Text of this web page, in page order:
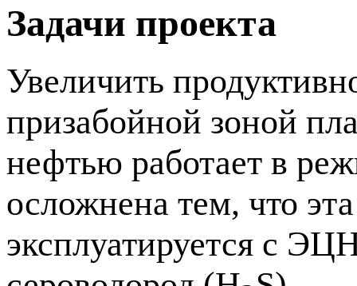
Задачи проекта
Увеличить
призабойной зоной
нефтью работает в
осложнена тем, что
эксплуатируется с